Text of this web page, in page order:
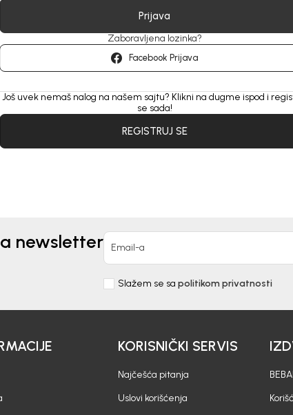
Prijava
Zaboravljena lozinka?
Facebook Prijava
Još uvek nemaš nalog na našem sajtu? Klikni na dugme ispod i
se sada!
REGISTRUJ SE
newsletter Email-a
Slažem se sa politikom privatnosti
KORISNIČKI SERVIS
Najčešća pitanja
Uslovi korišćenja